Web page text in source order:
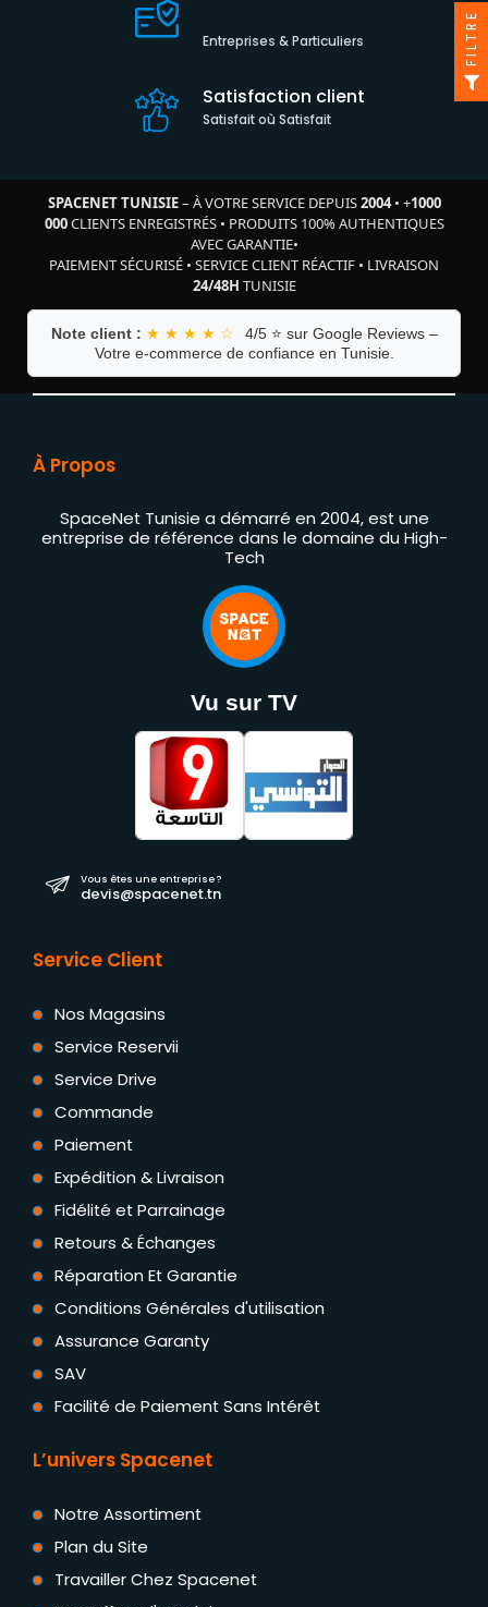
Entreprises & Particuliers
Satisfaction client
Satisfait où Satisfait
SPACENET TUNISIE– À VOTRE SERVICE DEPUIS2004• +1000
000CLIENTS ENREGISTRÉS• PRODUITS 100% AUTHENTIQUES
AVEC GARANTIE•
PAIEMENT SÉCURISÉ • SERVICE CLIENT RÉACTIF • LIVRAISON
24/48H TUNISIE
Note client : ★ ★ ★ ★ ☆
4/5 ⭐ sur Google Reviews –
Votre e-commerce de confiance en Tunisie.
À Propos
SpaceNet Tunisie a démarré en 2004, est une
entreprise de référence dans le domaine du High-
Tech
Vu sur TV
Vous êtes une entreprise ?
devis@spacenet.tn
Service Client
Nos Magasins
Service Reservii
Service Drive
Commande
Paiement
Expédition & Livraison
Fidélité et Parrainage
Retours & Échanges
Réparation Et Garantie
Conditions Générales d'utilisation
Assurance Garanty
SAV
Facilité de Paiement Sans Intérêt
L’univers Spacenet
Notre Assortiment
Plan du Site
Travailler Chez Spacenet
FILTRE